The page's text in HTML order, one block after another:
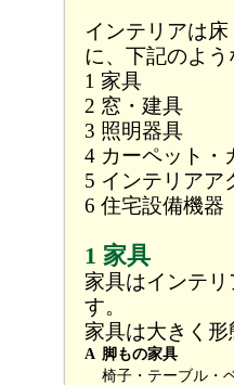
インテリアは
に、下記のよ
1 家具
2 窓・建具
3 照明器具
4 カーペット・
5 インテリアア
6 住宅設備機器
1 家具
家具はインテ
す。
家具は大きく
A 脚もの家具
椅子・テーブル・